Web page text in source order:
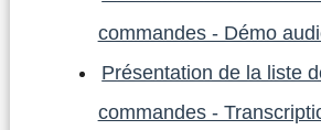
commandes - Démo
Présentation de la liste
commandes -